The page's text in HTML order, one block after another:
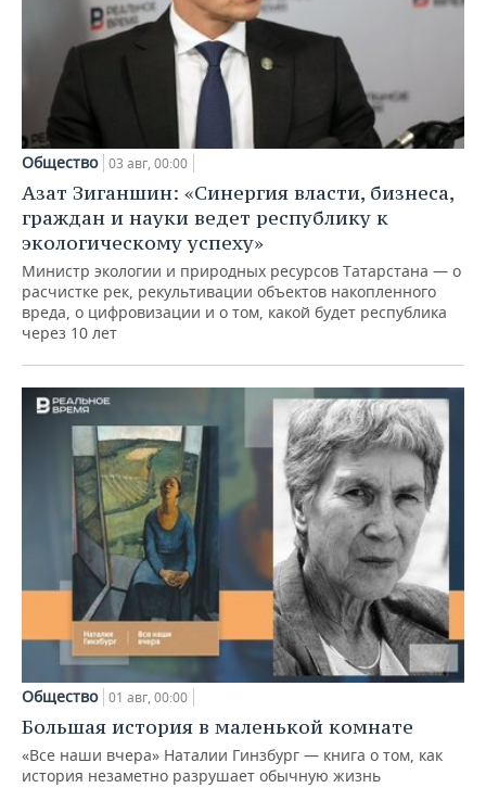
Общество 03 авг, 00:00
Азат Зиганшин: «Синергия власти, бизнеса,
граждан и науки ведет республику к
экологическому успеху»
Министр экологии и природных ресурсов Татарстана — о
расчистке рек, рекультивации объектов накопленного
вреда, о цифровизации и о том, какой будет республика
через 10 лет
Общество 01 авг, 00:00
Большая история в маленькой комнате
«Все наши вчера» Наталии Гинзбург — книга о том, как
история незаметно разрушает обычную жизнь